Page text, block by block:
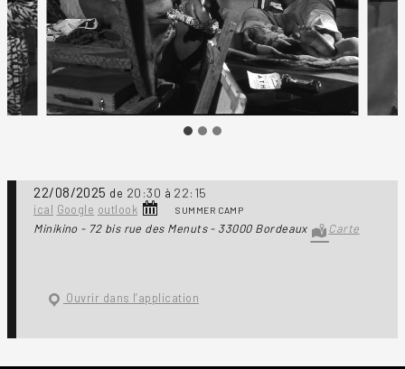
22/08/2025 de 20:30 à 22:15
ical Google outlook SUMMER CAMP
Minikino - 72 bis rue des Menuts - 33000 Bordeaux Carte
Ouvrir dans l’application